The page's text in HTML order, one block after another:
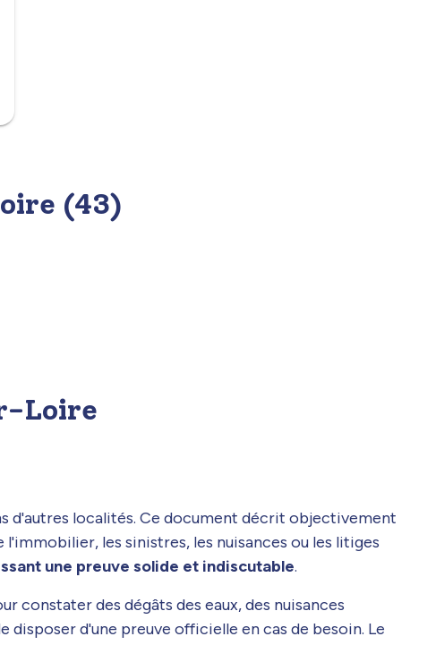
(43)
Loire
d'autres localités. Ce document décrit objectivement
les sinistres, les nuisances ou les litiges
une preuve solide et indiscutable.
constater des dégâts des eaux, des nuisances
disposer d'une preuve officielle en cas de besoin. Le